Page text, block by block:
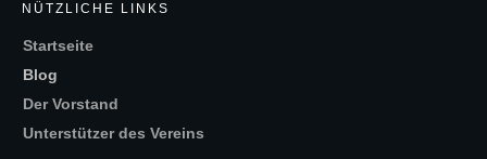
NÜTZLICHE LINKS
Startseite
Blog
Der Vorstand
Unterstützer des Vereins